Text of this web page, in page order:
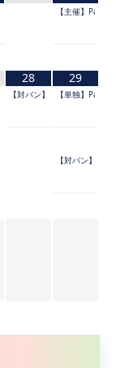
shibuya luisant Vol.55
【主催】
の陣〜」
サマー 2026
28
【対バン】@JAM TAIPEI
29
【単独】Palette
【対バン】